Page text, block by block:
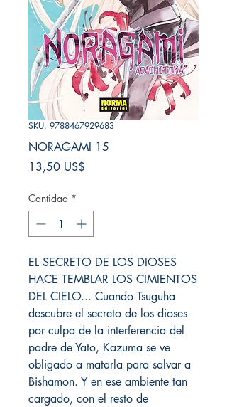
SKU: 9788467929683
NORAGAMI 15
13,50 US$
Cantidad *
EL SECRETO DE LOS DIOSES
HACE TEMBLAR LOS CIMIENTOS
DEL CIELO... Cuando Tsuguha
descubre el secreto de los dioses
por culpa de la interferencia del
padre de Yato, Kazuma se ve
obligado a matarla para salvar a
Bishamon. Y en ese ambiente tan
cargado, con el resto de